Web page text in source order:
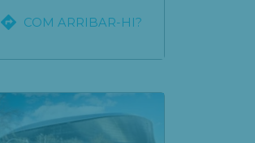
 COM ARRIBAR-HI?